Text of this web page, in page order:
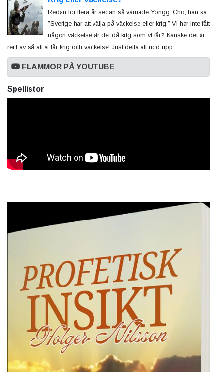
Redan för flera år sedan så varnade Yonggi Cho, han sa.
”Sverige har att välja på väckelse eller krig.” Vi har inte fått
någon väckelse är det då krig som vi får? Kanske det är
rent av så att vi får krig och väckelse! Just detta att nöd upp...
FLAMMOR PÅ YOUTUBE
Spellistor